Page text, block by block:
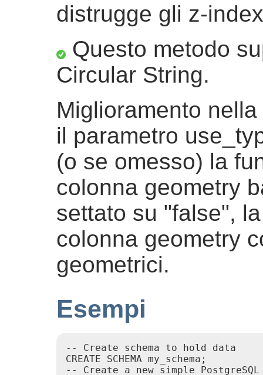
distrugge gli z-
Questo metodo
Circular String.
Miglioramento
il parametro
(o se omesso) la
colonna geometry
settato su "false",
colonna geometry
geometrici.
Esempi
-- Create schema to hold data
CREATE SCHEMA my_schema;
-- Create a new simple